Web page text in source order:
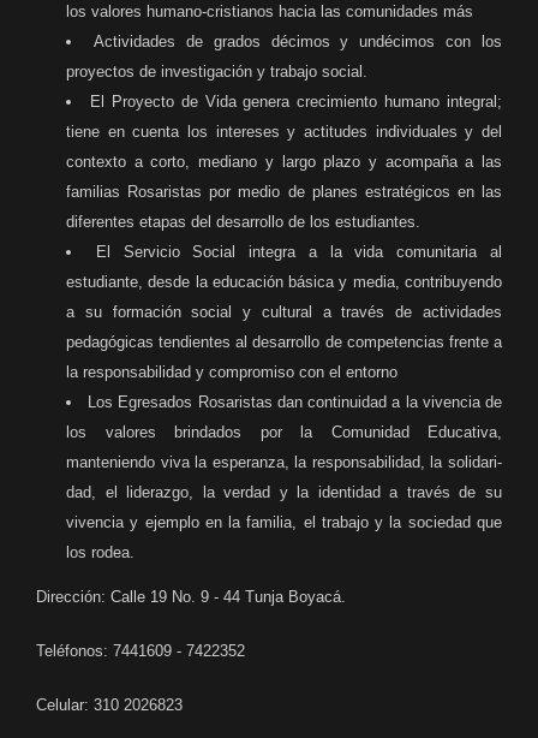
los valores humano-cristianos hacia las comunidades más
Actividades de grados décimos y undécimos con los
proyectos de investigación y traba­jo social.
El Proyecto de Vida genera crecimiento humano integral;
tiene en cuenta los intereses y actitudes individuales y del
contexto a corto, mediano y largo plazo y acompaña a las
familias Rosaristas por medio de planes estratégicos en las
diferentes etapas del desarrollo de los estudiantes.
El Servicio Social integra a la vida comunitaria al
estudiante, desde la educación básica y media, contribuyendo
a su formación social y cultural a través de actividades
pedagógi­cas tendientes al desarrollo de competencias frente a
la responsabilidad y compromiso con el entorno
Los Egresados Rosaristas dan continuidad a la vivencia de
los valores brindados por la Comunidad Educativa,
manteniendo viva la esperanza, la responsabilidad, la solidari­
dad, el liderazgo, la verdad y la identidad a través de su
vivencia y ejemplo en la familia, el trabajo y la sociedad que
los rodea.
Dirección: Calle 19 No. 9 - 44 Tunja Boyacá.
Teléfonos: 7441609 - 7422352
Celular: 310 2026823